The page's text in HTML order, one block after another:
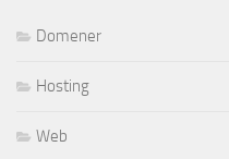
Domener
Hosting
Web